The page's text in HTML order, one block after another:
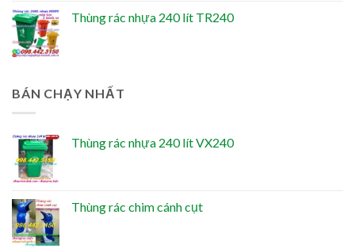
Thùng rác nhựa 240 lít TR240
BÁN CHẠY NHẤT
Thùng rác nhựa 240 lít VX240
Thùng rác chim cánh cụt